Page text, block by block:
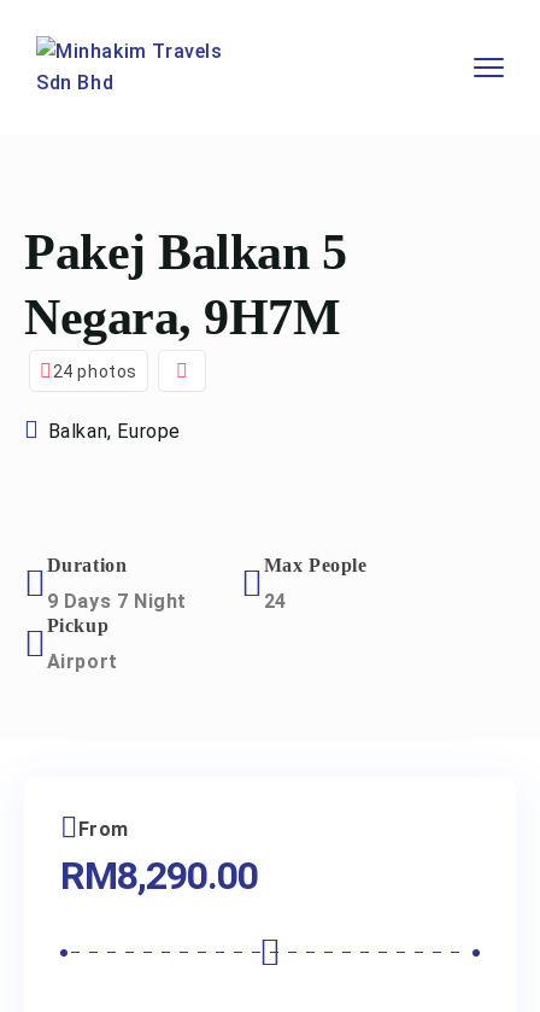
Pakej Balkan 5
Negara, 9H7M
24 photos
Balkan, Europe
Duration
9 Days 7 Night
Max People
24
Pickup
Airport
From
RM8,290.00